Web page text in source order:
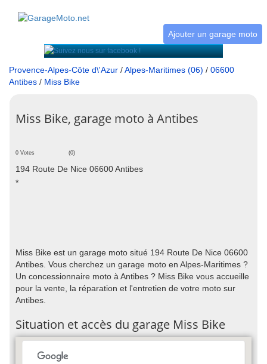
Ajouter un garage moto
Provence-Alpes-Côte d\'Azur /Alpes-Maritimes (06) / 06600
Antibes / Miss Bike
Miss Bike, garage moto à Antibes
0 Votes (0)
194 Route De Nice 06600 Antibes
*
Miss Bike est un garage moto situé 194 Route De Nice 06600
Antibes. Vous cherchez un garage moto en Alpes-Maritimes ?
Un concessionnaire moto à Antibes ? Miss Bike vous accueille
pour la vente, la réparation et l'entretien de votre moto sur
Antibes.
Situation et accès du garage Miss Bike